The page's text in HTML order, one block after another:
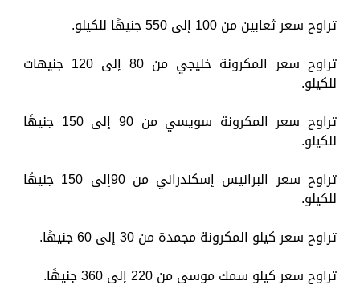
تراوح سعر ثعابين من 100 إلى 550 جنيهًا للكيلو.
تراوح سعر المكرونة خليجي من 80 إلى 120 جنيهات
للكيلو.
تراوح سعر المكرونة سويسي من 90 إلى 150 جنيهًا
للكيلو.
تراوح سعر البرانيس إسكندراني من 90إلى 150 جنيهًا
للكيلو.
تراوح سعر كيلو المكرونة مجمدة من 30 إلى 60 جنيهًا.
تراوح سعر كيلو سمك موسى من 220 إلى 360 جنيهًا.